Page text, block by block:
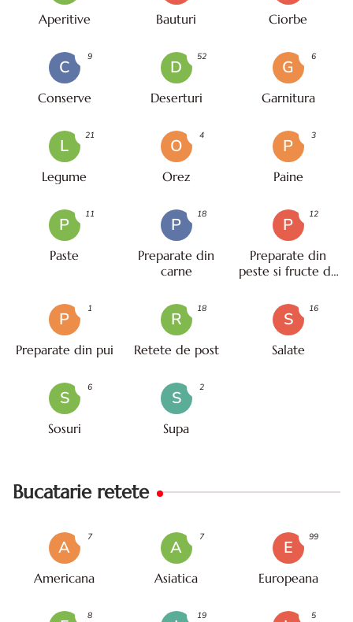
Aperitive Bauturi Ciorbe
C
Conserve
9
D
Deserturi
52
G
Garnitura
6
L
Legume
21
O
Orez
4
P
Paine
3
P
Paste
11
P
Preparate din
carne
18
P
Preparate din
peste si fructe de
12
P
Preparate din pui
1
R
Retete de post
18
S
Salate
16
S
Sosuri
6
S
Supa
2
Bucatarie retete
A
Americana
7
A
Asiatica
7
E
Europeana
99
8 19 5